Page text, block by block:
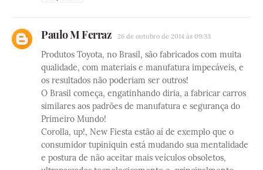
Paulo M Ferraz 26 de outubro de 2014 às 09:33
Produtos Toyota, no Brasil, são fabricados com muita
qualidade, com materiais e manufatura impecáveis, e
os resultados não poderiam ser outros!
O Brasil começa, engatinhando diria, a fabricar carros
similares aos padrões de manufatura e segurança do
Primeiro Mundo!
Corolla, up!, New Fiesta estão aí de exemplo que o
consumidor tupiniquin está mudando sua mentalidade
e postura de não aceitar mais veículos obsoletos,